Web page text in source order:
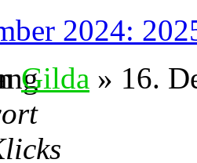
2024:
Gilda » 16.